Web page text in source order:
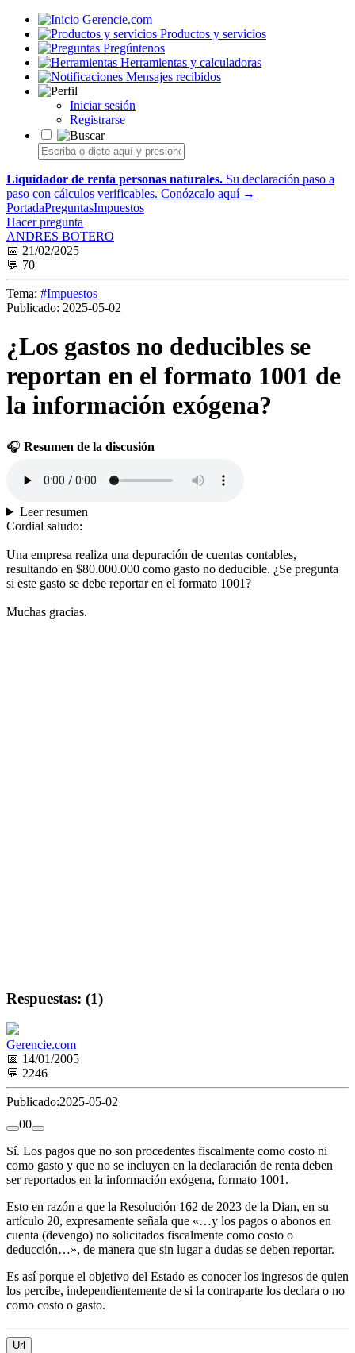
Gerencie.com
Productos y servicios
Pregúntenos
Herramientas y calculadoras
Mensajes recibidos
Iniciar sesión
Registrarse
Liquidador de renta personas naturales. Su declaración paso a
paso con cálculos verificables. Conózcalo aquí →
PortadaPreguntasImpuestos
Hacer pregunta
ANDRES BOTERO
📅 21/02/2025
💬 70
Tema: #Impuestos
Publicado: 2025-05-02
¿Los gastos no deducibles se
reportan en el formato 1001 de
la información exógena?
🎧 Resumen de la discusión
Leer resumen
Cordial saludo:
Una empresa realiza una depuración de cuentas contables,
resultando en $80.000.000 como gasto no deducible. ¿Se pregunta
si este gasto se debe reportar en el formato 1001?
Muchas gracias.
Respuestas: (1)
Gerencie.com
📅 14/01/2005
💬 2246
Publicado:2025-05-02
00
Sí. Los pagos que no son procedentes fiscalmente como costo ni
como gasto y que no se incluyen en la declaración de renta deben
ser reportados en la información exógena, formato 1001.
Esto en razón a que la Resolución 162 de 2023 de la Dian, en su
artículo 20, expresamente señala que «…y los pagos o abonos en
cuenta (devengo) no solicitados fiscalmente como costo o
deducción…», de manera que sin lugar a dudas se deben reportar.
Es así porque el objetivo del Estado es conocer los ingresos de quien
los percibe, independientemente de si la contraparte los declara o no
como costo o gasto.
Url